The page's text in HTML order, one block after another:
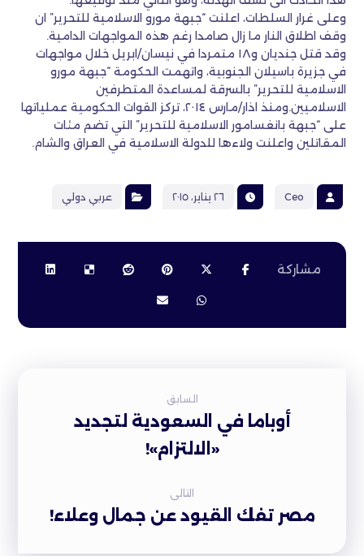
وعلى غرار السلطات، اعلنت “جبهة مورو الاسلامية للتحرير” ان
وقف اطلاق النار ما زال صامدا رغم هذه المواجهات الدامية.
وقد قتل جنديان و١٨ متمردا في نيسان/ابريل خلال مواجهات
في جزيرة باسيلان الجنوبية، واتهمت الحكومة “جبهة مورو
الاسلامية للتحرير” بالسرقة لمساعدة المتطرفين
الاسلاميين.ومنذ اذار/مارس ٢٠١٤، تركز القوات الحكومية عملياتها
على “جبهة بانغسامور الاسلامية للتحرير” التي تضم مئات
المقاتلين واعلنت ولاءها للدولة الاسلامية في العراق والشام.
Ceo ٢٦ يناير، ٢٠١٥ عربي دولي
السابق
أوباما في السعودية لتجديد
«الالتزام»!
التالى
مصر تفك القيود عن جمال وعلاء!